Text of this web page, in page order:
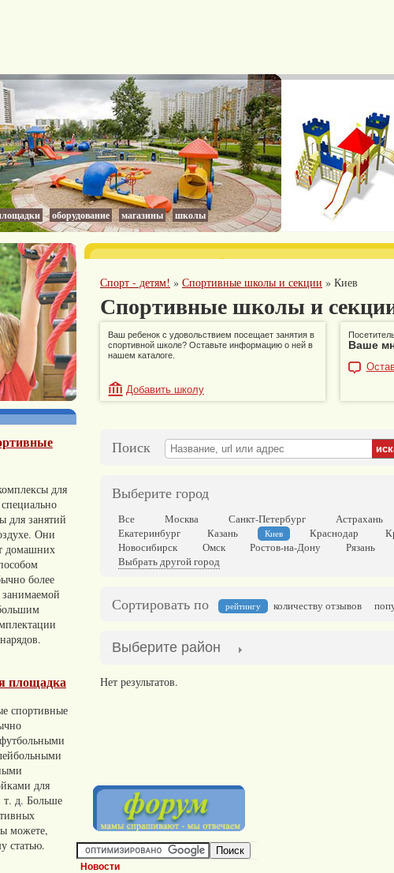
оборудование магазины школы
для
для занятий
Они
домашних
более
занимаемой
площадка
спортивные
для
т. д. Больше
можете,
статью.
Спорт - детям! » Спортивные школы и секции » Киев
Спортивные школы и
Ваш ребенок с удовольствием посещает занятия в
спортивной школе? Оставьте информацию о ней в
нашем каталоге.
Добавить школу
Ваше
Поиск
Выберите город
Все Москва Санкт-Петербург Астрахань
Екатеринбург
Казань Киев Краснодар
Новосибирск
Омск Ростов-на-Дону Рязань
Выбрать другой город
Сортировать по рейтингу количеству отзывов
Выберите район
Нет результатов.
Новости